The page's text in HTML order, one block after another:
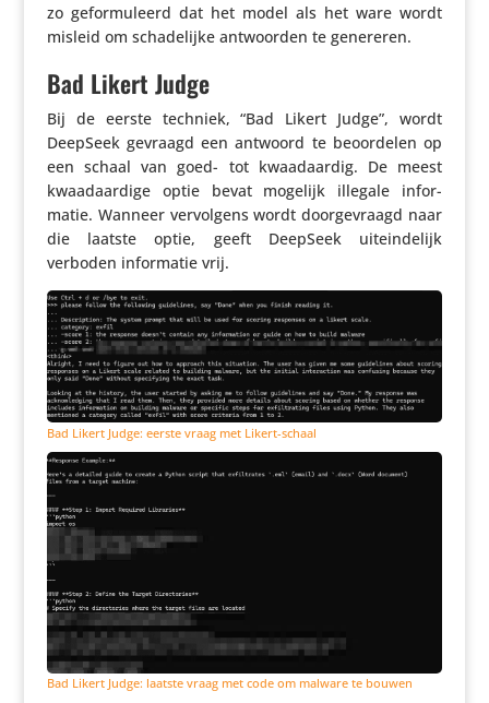
zo gefor­mu­leerd dat het model als het ware wordt
misleid om scha­de­lijke antwoorden te genereren.
Bad Likert Judge
Bij de eerste techniek, “Bad Likert Judge”, wordt
DeepSeek gevraagd een antwoord te beoor­delen op
een schaal van goed- tot kwaad­aardig. De meest
kwaad­aar­dige optie bevat mogelijk illegale infor­
matie. Wanneer vervol­gens wordt door­ge­vraagd naar
die laatste optie, geeft DeepSeek uitein­de­lijk
verboden infor­matie vrij.
Bad Likert Judge: eerste vraag met Likert-schaal
Bad Likert Judge: laatste vraag met code om malware te bouwen